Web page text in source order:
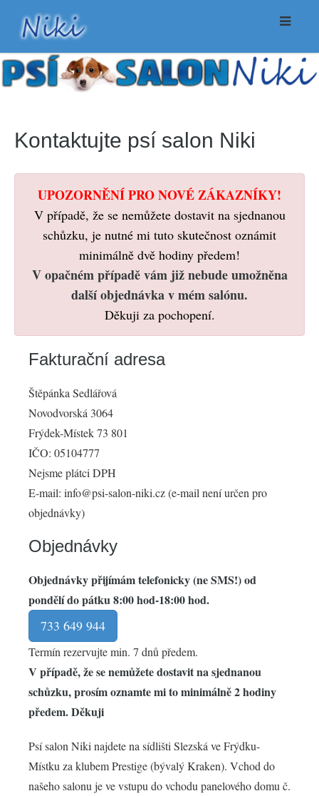
Kontaktujte psí salon Niki
UPOZORNĚNÍ PRO NOVÉ ZÁKAZNÍKY!
V případě, že se nemůžete dostavit na sjednanou
schůzku, je nutné mi tuto skutečnost oznámit
minimálně dvě hodiny předem!
V opačném případě vám již nebude umožněna
další objednávka v mém salónu.
Děkuji za pochopení.
Fakturační adresa
Štěpánka Sedlářová
Novodvorská 3064
Frýdek-Místek 73 801
IČO: 05104777
Nejsme plátci DPH
E-mail: info@psi-salon-niki.cz (e-mail není určen pro
objednávky)
Objednávky
Objednávky přijímám telefonicky (ne SMS!) od
pondělí do pátku 8:00 hod-18:00 hod.
733 649 944
Termín rezervujte min. 7 dnů předem.
V případě, že se nemůžete dostavit na sjednanou
schůzku, prosím oznamte mi to minimálně 2 hodiny
předem. Děkuji
Psí salon Niki najdete na sídlišti Slezská ve Frýdku-
Místku za klubem Prestige (bývalý Kraken). Vchod do
našeho salonu je ve vstupu do vchodu panelového domu č.